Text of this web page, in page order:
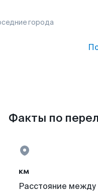
города
Факты по
км
Расстояние между